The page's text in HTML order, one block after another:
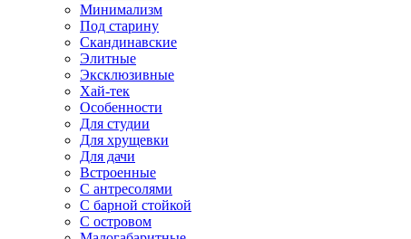
Минимализм
Под старину
Скандинавские
Элитные
Эксклюзивные
Хай-тек
Особенности
Для студии
Для хрущевки
Для дачи
Встроенные
С антресолями
С барной стойкой
С островом